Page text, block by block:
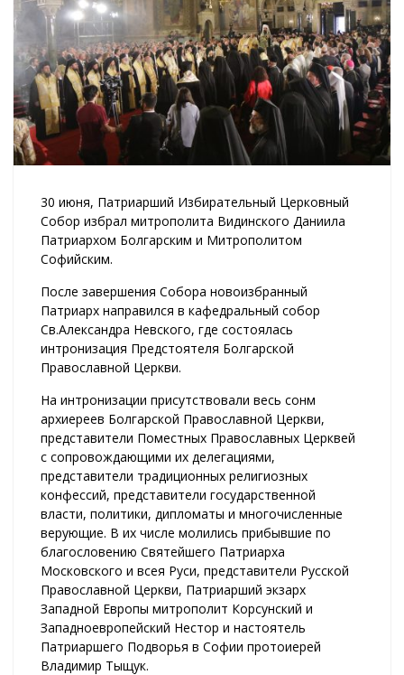
30 июня, Патриарший Избирательный Церковный
Собор избрал митрополита Видинского Даниила
Патриархом Болгарским и Митрополитом
Софийским.
После завершения Собора новоизбранный
Патриарх направился в кафедральный собор
Св.Александра Невского, где состоялась
интронизация Предстоятеля Болгарской
Православной Церкви.
На интронизации присутствовали весь сонм
архиереев Болгарской Православной Церкви,
представители Поместных Православных Церквей
с сопровождающими их делегациями,
представители традиционных религиозных
конфессий, представители государственной
власти, политики, дипломаты и многочисленные
верующие. В их числе молились прибывшие по
благословению Святейшего Патриарха
Московского и всея Руси, представители Русской
Православной Церкви, Патриарший экзарх
Западной Европы митрополит Корсунский и
Западноевропейский Нестор и настоятель
Патриаршего Подворья в Софии протоиерей
Владимир Тыщук.